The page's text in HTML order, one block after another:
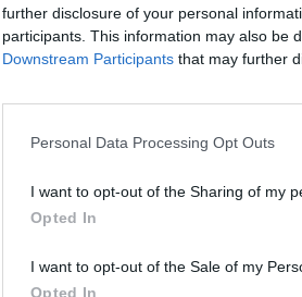
further disclosure of your personal
participants. This information may also be
Downstream Participants that may further
Personal Data Processing Opt Outs
I want to opt-out of the Sharing of my
Opted In
I want to opt-out of the Sale of my
Opted In
Radio.gr στο
Daily.gr; Τα νέα της ημέρας και
Radio.gr και στο Instagram